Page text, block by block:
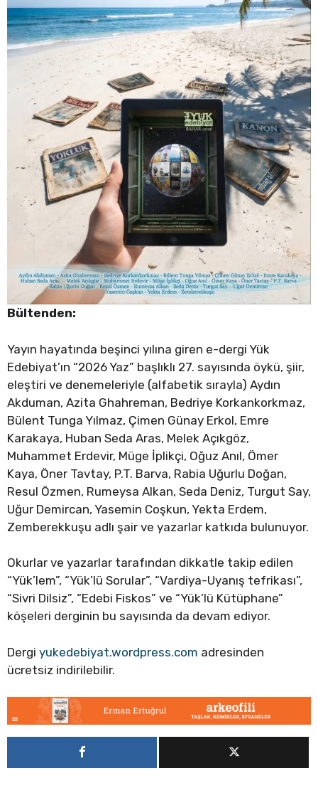
Bültenden:
Yayın hayatında beşinci yılına giren e-dergi Yük
Edebiyat’ın “2026 Yaz” başlıklı 27. sayısında öykü, şiir,
eleştiri ve denemeleriyle (alfabetik sırayla) Aydın
Akduman, Azita Ghahreman, Bedriye Korkankorkmaz,
Bülent Tunga Yılmaz, Çimen Günay Erkol, Emre
Karakaya, Huban Seda Aras, Melek Açıkgöz,
Muhammet Erdevir, Müge İplikçi, Oğuz Anıl, Ömer
Kaya, Öner Tavtay, P.T. Barva, Rabia Uğurlu Doğan,
Resul Özmen, Rumeysa Alkan, Seda Deniz, Turgut Say,
Uğur Demircan, Yasemin Coşkun, Yekta Erdem,
Zemberekkuşu adlı şair ve yazarlar katkıda bulunuyor.
Okurlar ve yazarlar tarafından dikkatle takip edilen
“Yük’lem”, “Yük’lü Sorular”, “Vardiya-Uyanış tefrikası”,
“Sivri Dilsiz”, “Edebi Fiskos” ve “Yük’lü Kütüphane”
köşeleri derginin bu sayısında da devam ediyor.
Dergi yukedebiyat.wordpress.com adresinden
ücretsiz indirilebilir.